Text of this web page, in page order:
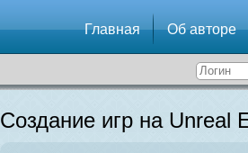
Главная Об авторе
Создание игр на Unreal